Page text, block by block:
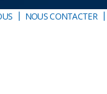
| NOUS CONTACTER|